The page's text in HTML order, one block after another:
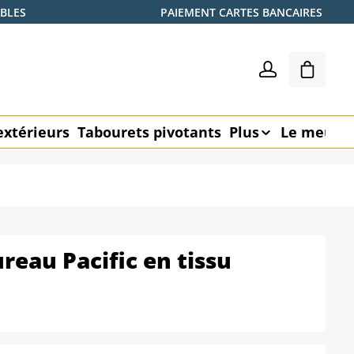
PAIEMENT CARTES BANCAIRES
Le
Tabourets pivotants Plus Le
Pacific en tissu